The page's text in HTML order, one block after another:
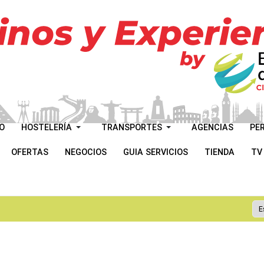
HOSTELERÍA TRANSPORTES AGENCIAS
OFERTAS NEGOCIOS GUIA SERVICIOS TIENDA TV